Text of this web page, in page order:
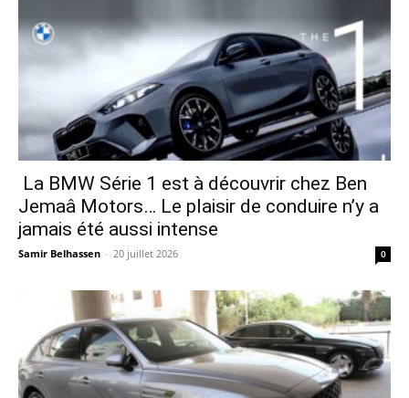
La BMW Série 1 est à découvrir chez Ben
Jemaâ Motors… Le plaisir de conduire n’y a
jamais été aussi intense
Samir Belhassen - 20 juillet 2026 0